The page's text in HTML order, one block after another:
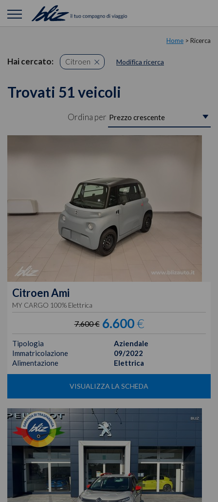
Home > Ricerca
Hai cercato: Citroen Modifica ricerca
Trovati 51 veicoli
Ordina per
CitroenAmi
MY CARGO 100% Elettrica
7.600 € 6.600€
Tipologia
Aziendale
Immatricolazione
09/2022
Alimentazione
Elettrica
VISUALIZZA LA SCHEDA